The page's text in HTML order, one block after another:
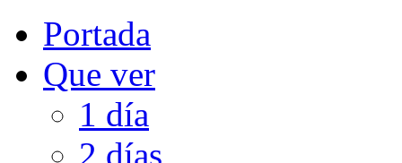
Portada
Que ver
1 día
2 días